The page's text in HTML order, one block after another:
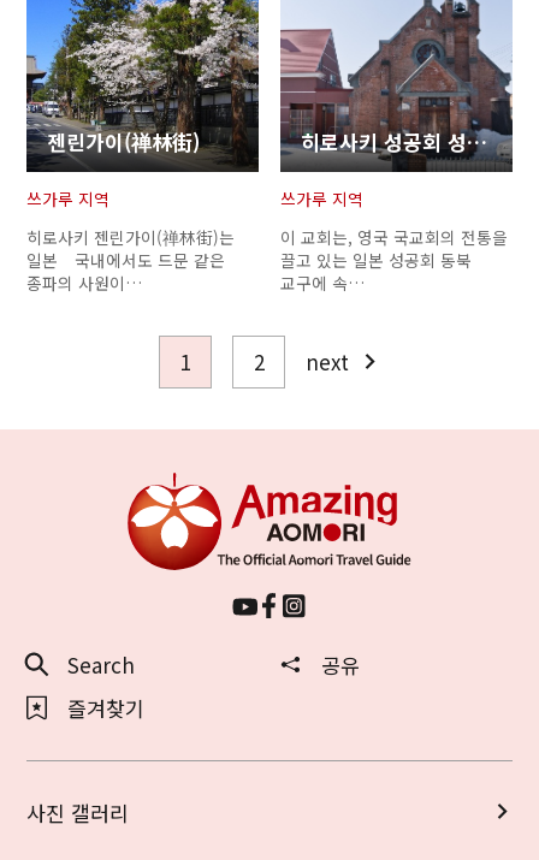
젠린가이(禅林街)
쓰가루 지역
히로사키 젠린가이(禅林街)는
일본 국내에서도 드문 같은
종파의 사원이…
히로사키 성공회 성공회 승천교회
쓰가루 지역
이 교회는, 영국 국교회의 전통을
끌고 있는 일본 성공회 동북
교구에 속…
1 2 next
Search
공유
즐겨찾기
사진 갤러리